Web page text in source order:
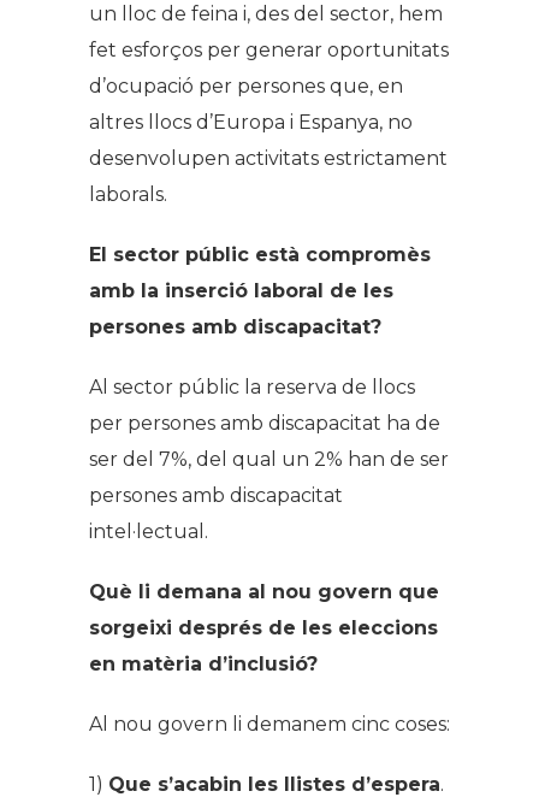
un lloc de feina i, des del sector, hem
fet esforços per generar oportunitats
d’ocupació per persones que, en
altres llocs d’Europa i Espanya, no
desenvolupen activitats estrictament
laborals.
El sector públic està compromès
amb la inserció laboral de les
persones amb discapacitat?
Al sector públic la reserva de llocs
per persones amb discapacitat ha de
ser del 7%, del qual un 2% han de ser
persones amb discapacitat
intel·lectual.
Què li demana al nou govern que
sorgeixi després de les eleccions
en matèria d’inclusió?
Al nou govern li demanem cinc coses:
1) Que s’acabin les llistes d’espera.